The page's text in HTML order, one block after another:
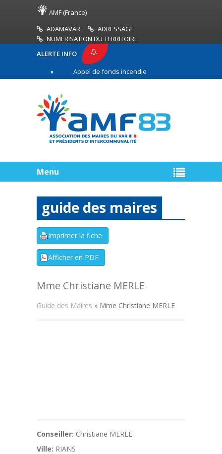
AMF (France)
ADAMAVAR
ADRESSAGE
NUMERISATION DU TERRITOIRE
ALERTE INFO
Appel de fonds incendies de forêt
ligne
Menu
guide des maires
Mme Christiane MERLE
Guide des Maires » Mme Christiane MERLE
Conseiller: Christiane MERLE
Ville: RIANS